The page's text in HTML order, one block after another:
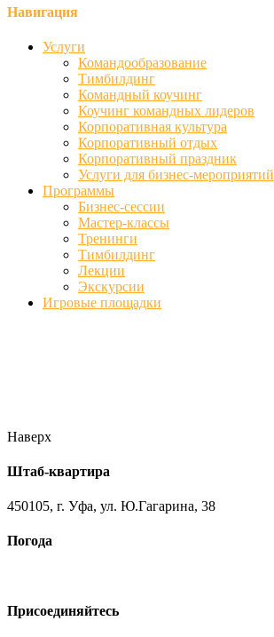
Навигация
Услуги
Командообразование
Тимбилдинг
Командный коучинг
Коучинг командных лидеров
Корпоративная культура
Корпоративный отдых
Корпоративный праздник
Услуги для бизнес-мероприятий
Программы
Бизнес-сессии
Мастер-классы
Тренинги
Тимбилдинг
Лекции
Экскурсии
Игровые площадки
Наверх
Штаб-квартира
450105, г. Уфа, ул. Ю.Гагарина, 38
Погода
Присоединяйтесь